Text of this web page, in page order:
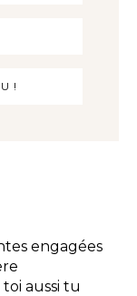
!
engagées
aussi tu